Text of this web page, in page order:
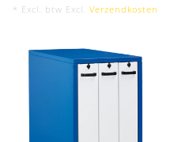
* Excl. btw Excl. Verzendkosten